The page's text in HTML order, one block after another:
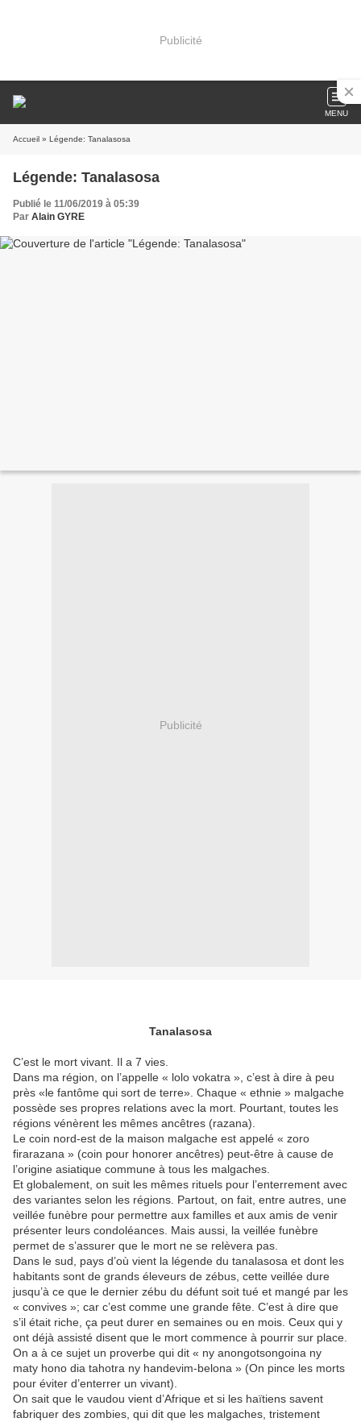
Publicité
MENU
Accueil » Légende: Tanalasosa
Légende: Tanalasosa
Publié le 11/06/2019 à 05:39
Par Alain GYRE
Publicité
Tanalasosa
C’est le mort vivant. Il a 7 vies.
Dans ma région, on l’appelle « lolo vokatra », c’est à dire à peu
près «le fantôme qui sort de terre». Chaque « ethnie » malgache
possède ses propres relations avec la mort. Pourtant, toutes les
régions vénèrent les mêmes ancêtres (razana).
Le coin nord-est de la maison malgache est appelé « zoro
firarazana » (coin pour honorer ancêtres) peut-être à cause de
l’origine asiatique commune à tous les malgaches.
Et globalement, on suit les mêmes rituels pour l’enterrement avec
des variantes selon les régions. Partout, on fait, entre autres, une
veillée funèbre pour permettre aux familles et aux amis de venir
présenter leurs condoléances. Mais aussi, la veillée funèbre
permet de s’assurer que le mort ne se relèvera pas.
Dans le sud, pays d’où vient la légende du tanalasosa et dont les
habitants sont de grands éleveurs de zébus, cette veillée dure
jusqu’à ce que le dernier zébu du défunt soit tué et mangé par les
« convives »; car c’est comme une grande fête. C’est à dire que
s’il était riche, ça peut durer en semaines ou en mois. Ceux qui y
ont déjà assisté disent que le mort commence à pourrir sur place.
On a à ce sujet un proverbe qui dit « ny anongotsongoina ny
maty hono dia tahotra ny handevim-belona » (On pince les morts
pour éviter d’enterrer un vivant).
On sait que le vaudou vient d’Afrique et si les haïtiens savent
fabriquer des zombies, qui dit que les malgaches, tristement